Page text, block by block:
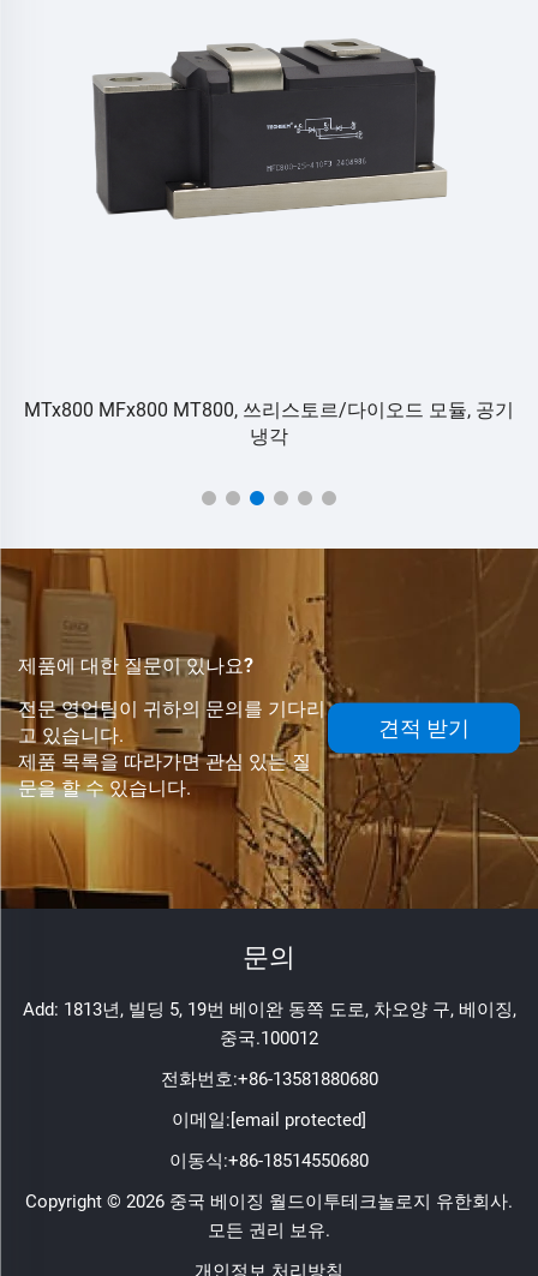
MTx800 MFx800 MT800, 쓰리스토르/다이오드 모듈, 공기
냉각
제품에 대한 질문이 있나요?
전문 영업팀이 귀하의 문의를 기다리
고 있습니다.
제품 목록을 따라가면 관심 있는 질
문을 할 수 있습니다.
견적 받기
문의
Add: 1813년, 빌딩 5, 19번 베이완 동쪽 도로, 차오양 구, 베이징,
중국.100012
전화번호:+86-13581880680
이메일:[email protected]
이동식:+86-18514550680
Copyright © 2026 중국 베이징 월드이투테크놀로지 유한회사.
모든 권리 보유.
개인정보 처리방침